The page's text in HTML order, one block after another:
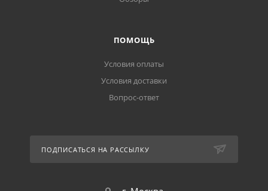
ПОМОЩЬ
Условия оплаты
Условия доставки
Вопрос-ответ
ПОДПИСАТЬСЯ НА РАССЫЛКУ